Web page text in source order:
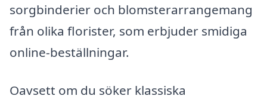
sorgbinderier och blomsterarrangemang
från olika florister, som erbjuder smidiga
online-beställningar.
Oavsett om du söker klassiska